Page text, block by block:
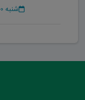
شنبه 10 آبان 1404